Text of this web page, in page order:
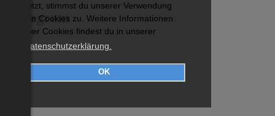
nutzt, stimmst du unserer Verwendung
von Cookies zu. Weitere Informationen
über Cookies findest du in unserer
Datenschutzerklärung.
OK
Instagram